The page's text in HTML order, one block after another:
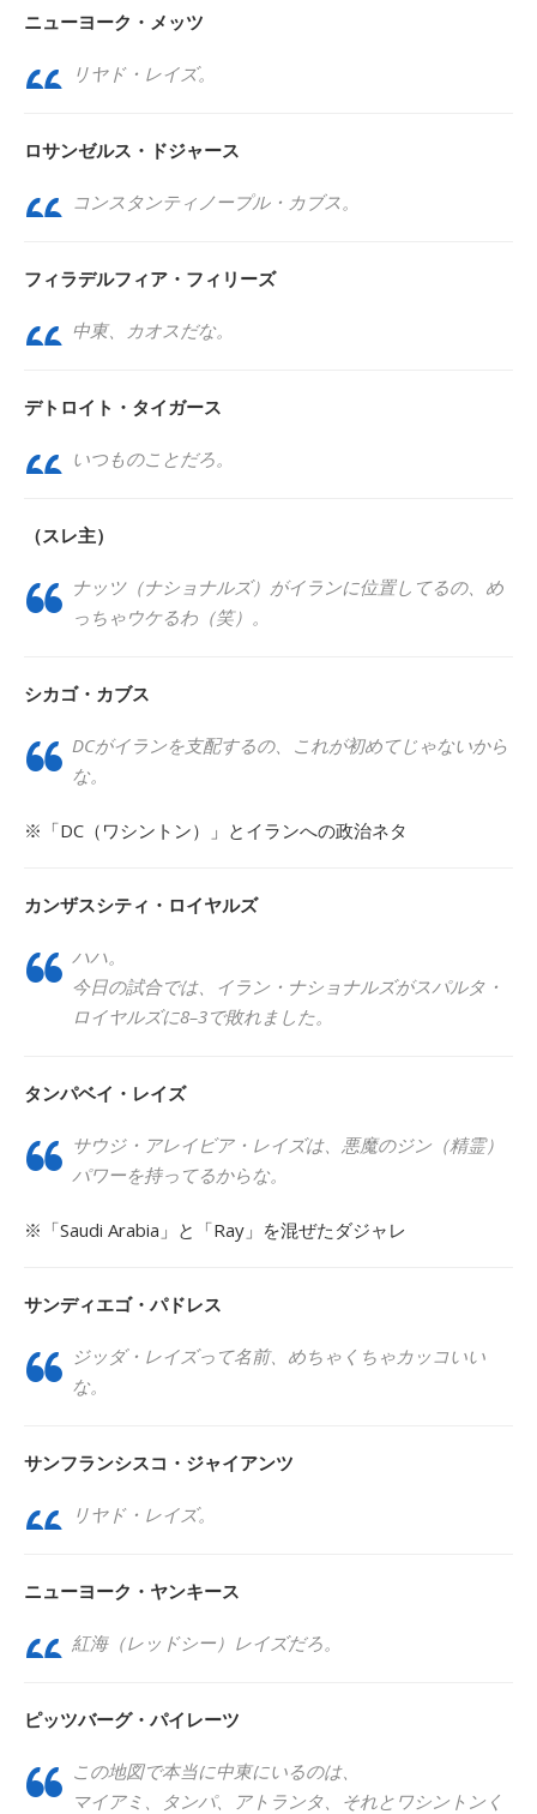
ニューヨーク・メッツ
リヤド・レイズ。
ロサンゼルス・ドジャース
コンスタンティノープル・カブス。
フィラデルフィア・フィリーズ
中東、カオスだな。
デトロイト・タイガース
いつものことだろ。
（スレ主）
ナッツ（ナショナルズ）がイランに位置してるの、め
っちゃウケるわ（笑）。
シカゴ・カブス
DCがイランを支配するの、これが初めてじゃないから
な。
※「DC（ワシントン）」とイランへの政治ネタ
カンザスシティ・ロイヤルズ
ハハ。
今日の試合では、イラン・ナショナルズがスパルタ・
ロイヤルズに8–3で敗れました。
タンパベイ・レイズ
サウジ・アレイビア・レイズは、悪魔のジン（精霊）
パワーを持ってるからな。
※「Saudi Arabia」と「Ray」を混ぜたダジャレ
サンディエゴ・パドレス
ジッダ・レイズって名前、めちゃくちゃカッコいい
な。
サンフランシスコ・ジャイアンツ
リヤド・レイズ。
ニューヨーク・ヤンキース
紅海（レッドシー）レイズだろ。
ピッツバーグ・パイレーツ
この地図で本当に中東にいるのは、
マイアミ、タンパ、アトランタ、それとワシントンく